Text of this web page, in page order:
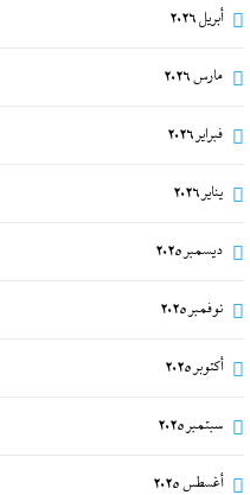
أبريل 2026
مارس 2026
فبراير 2026
يناير 2026
ديسمبر 2025
نوفمبر 2025
أكتوبر 2025
سبتمبر 2025
أغسطس 2025